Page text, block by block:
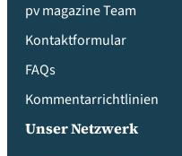
pv magazine Team
Kontaktformular
FAQs
Kommentarrichtlinien
Unser Netzwerk